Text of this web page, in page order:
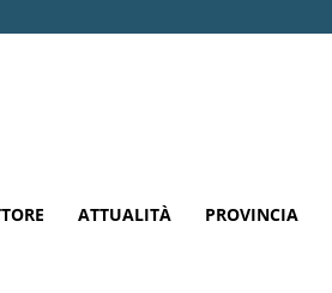
ATTUALITÀ PROVINCIA